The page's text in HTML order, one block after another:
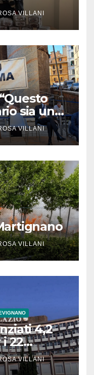
VILLANI
sia un
VILLANI
VILLANI
4,2
22
VILLANI